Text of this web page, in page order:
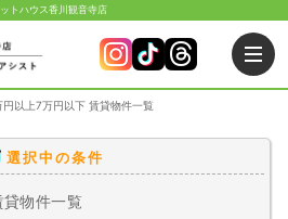
トハウス香川観音寺店
円以上7万円以下 賃貸物件一覧
選択中の条件
物件一覧